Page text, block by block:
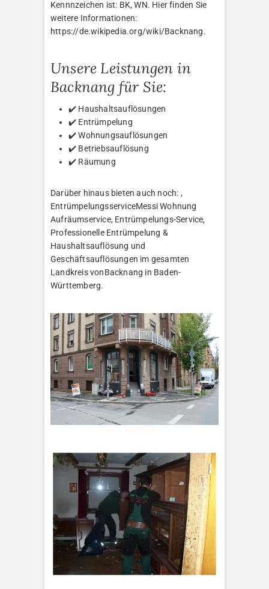
Kennnzeichen ist: BK, WN. Hier finden Sie
weitere Informationen:
https://de.wikipedia.org/wiki/Backnang.
Unsere Leistungen in
Backnang für Sie:
✔️ Haushaltsauflösungen
✔️ Entrümpelung
✔️ Wohnungsauflösungen
✔️ Betriebsauflösung
✔️ Räumung
Darüber hinaus bieten auch noch: ,
EntrümpelungsserviceMessi Wohnung
Aufräumservice, Entrümpelungs-Service,
Professionelle Entrümpelung &
Haushaltsauflösung und
Geschäftsauflösungen im gesamten
Landkreis vonBacknang in Baden-
Württemberg.